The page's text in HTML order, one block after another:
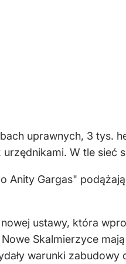
uprawnych, 3 tys.
W tle
Anity Gargas"
ustawy, która
Skalmierzyce
warunki